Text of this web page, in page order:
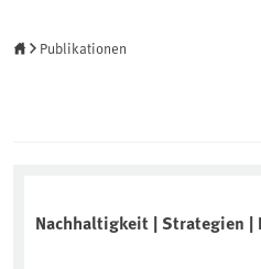
Publikationen
Nachhaltigkeit | Strategien